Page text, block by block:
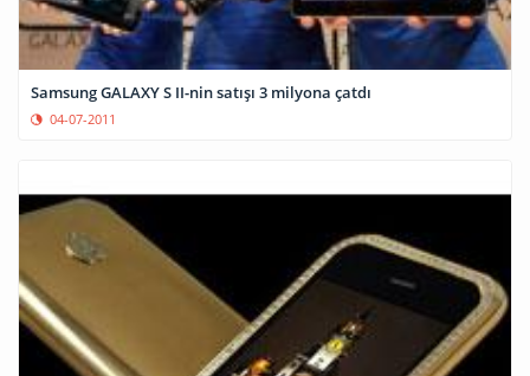
Samsung GALAXY S II-nin satışı 3 milyona çatdı
04-07-2011